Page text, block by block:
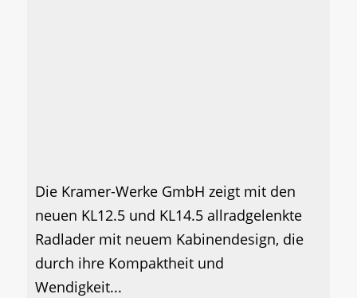
Die Kramer-Werke GmbH zeigt mit den
neuen KL12.5 und KL14.5 allradgelenkte
Radlader mit neuem Kabinendesign, die
durch ihre Kompaktheit und
Wendigkeit...